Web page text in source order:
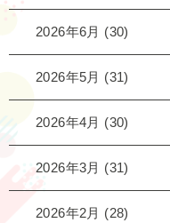
2026年6月 (30)
2026年5月 (31)
2026年4月 (30)
2026年3月 (31)
2026年2月 (28)